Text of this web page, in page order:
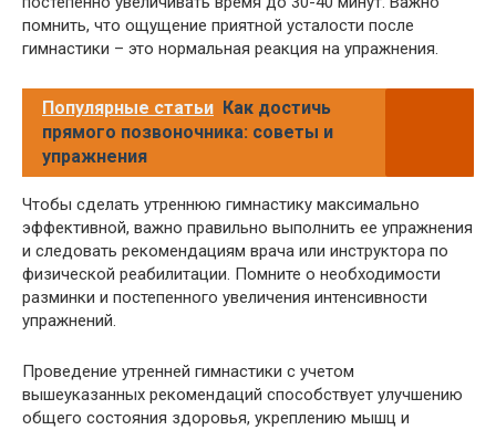
помнить, что ощущение приятной усталости после
гимнастики – это нормальная реакция на упражнения.
Популярные статьи Как достичь
прямого позвоночника: советы и
упражнения
Чтобы сделать утреннюю гимнастику максимально
эффективной, важно правильно выполнить ее упражнения
и следовать рекомендациям врача или инструктора по
физической реабилитации. Помните о необходимости
разминки и постепенного увеличения интенсивности
упражнений.
Проведение утренней гимнастики с учетом
вышеуказанных рекомендаций способствует улучшению
общего состояния здоровья, укреплению мышц и